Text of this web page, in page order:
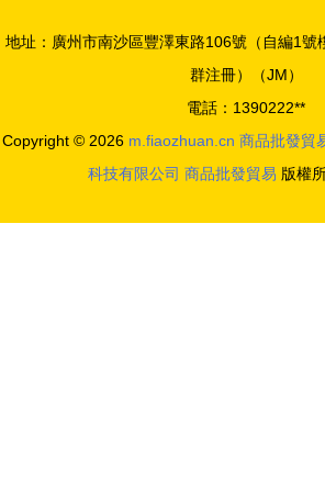
地址：廣州市南沙區豐澤東路106號（自編1
群注冊）（JM）
電話：1390222**
Copyright © 2026 m.fiaozhuan.cn 商品批發貿
科技有限公司 商品批發貿易 版權